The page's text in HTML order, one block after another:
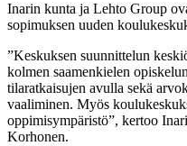
Inarin kunta ja Lehto Group
sopimuksen uuden
”Keskuksen suunnittelun
kolmen saamenkielen
tilaratkaisujen avulla sekä
vaaliminen. Myös
oppimisympäristö”, kertoo
Korhonen.